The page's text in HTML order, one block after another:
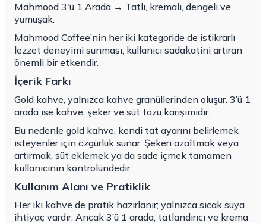
Mahmood 3'ü 1 Arada → Tatlı, kremalı, dengeli ve
yumuşak.
Mahmood Coffee’nin her iki kategoride de istikrarlı
lezzet deneyimi sunması, kullanıcı sadakatini artıran
önemli bir etkendir.
İçerik Farkı
Gold kahve, yalnızca kahve granüllerinden oluşur. 3’ü 1
arada ise kahve, şeker ve süt tozu karışımıdır.
Bu nedenle gold kahve, kendi tat ayarını belirlemek
isteyenler için özgürlük sunar. Şekeri azaltmak veya
artırmak, süt eklemek ya da sade içmek tamamen
kullanıcının kontrolündedir.
Kullanım Alanı ve Pratiklik
Her iki kahve de pratik hazırlanır; yalnızca sıcak suya
ihtiyaç vardır. Ancak 3’ü 1 arada, tatlandırıcı ve krema